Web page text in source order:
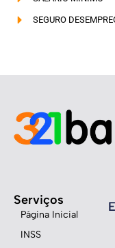
SEGURO
Serviços
Página Inicial
INSS